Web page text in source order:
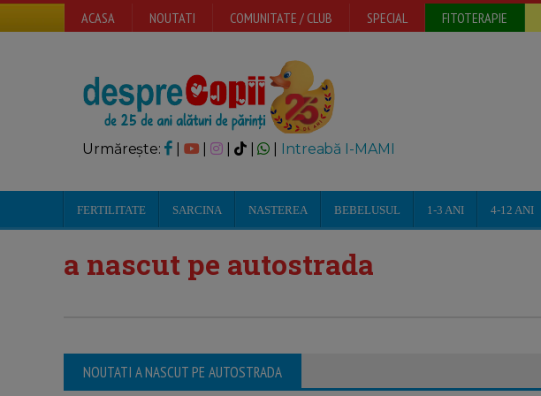
ACASA NOUTATI COMUNITATE / CLUB SPECIAL FITOTERAPIE
Urmărește: | | Intreabă I-MAMI
FERTILITATE SARCINA NASTEREA BEBELUSUL 1-3 ANI 4-12 ANI
a nascut pe autostrada
NOUTATI A NASCUT PE AUTOSTRADA